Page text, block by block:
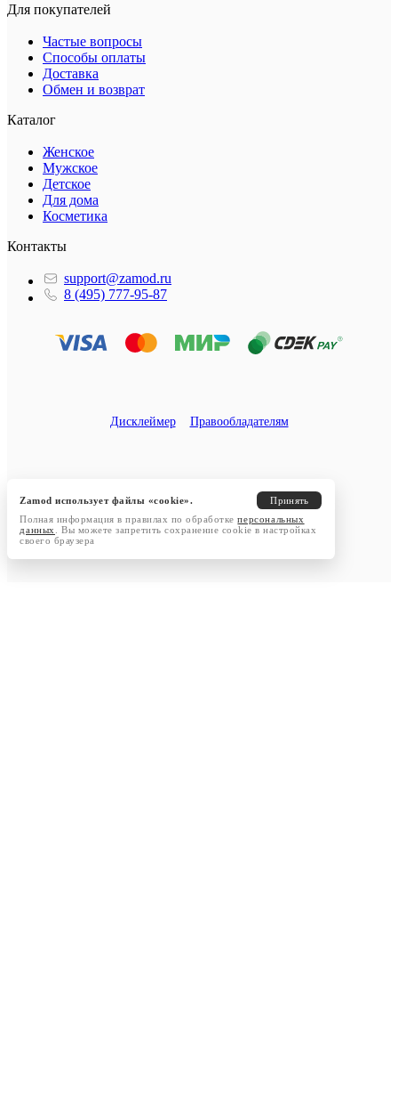
Для покупателей
Частые вопросы
Способы оплаты
Доставка
Обмен и возврат
Каталог
Женское
Мужское
Детское
Для дома
Косметика
Контакты
support@zamod.ru
8 (495) 777-95-87
Дисклеймер Правообладателям
Zamod использует файлы «cookie».
Принять
Полная информация в правилах по обработкеперсональных
данных
. Вы можете запретить сохранение cookie в настройках
своего браузера